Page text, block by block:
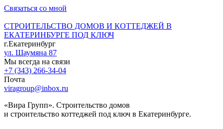
Связаться со мной
СТРОИТЕЛЬСТВО ДОМОВ И КОТТЕДЖЕЙ В
ЕКАТЕРИНБУРГЕ ПОД КЛЮЧ
г.Екатеринбург
ул. Шаумяна 87
Мы всегда на связи
+7 (343) 266-34-04
Почта
viragroup@inbox.ru
«Вира Групп». Строительство домов
и строительство коттеджей под ключ в Екатеринбурге.